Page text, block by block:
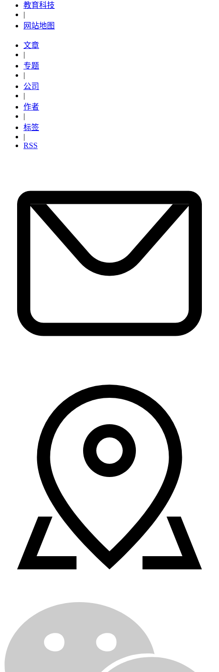
教育科技
|
网站地图
文章
|
专题
|
公司
|
作者
|
标签
|
RSS